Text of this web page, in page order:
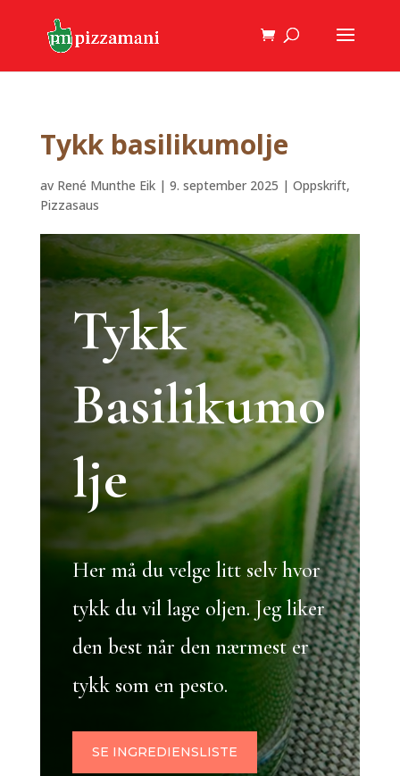
Tykk basilikumolje
av René Munthe Eik| 9. september 2025 | Oppskrift,
Pizzasaus
Tykk
Basilikumo
lje
Her må du velge litt selv hvor
tykk du vil lage oljen. Jeg liker
den best når den nærmest er
tykk som en pesto.
SE INGREDIENSLISTE